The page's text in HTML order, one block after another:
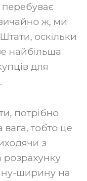
перебуває
ж, ми
оскільки
найбільша
для
потрібно
вага, тобто це
з
ширину на